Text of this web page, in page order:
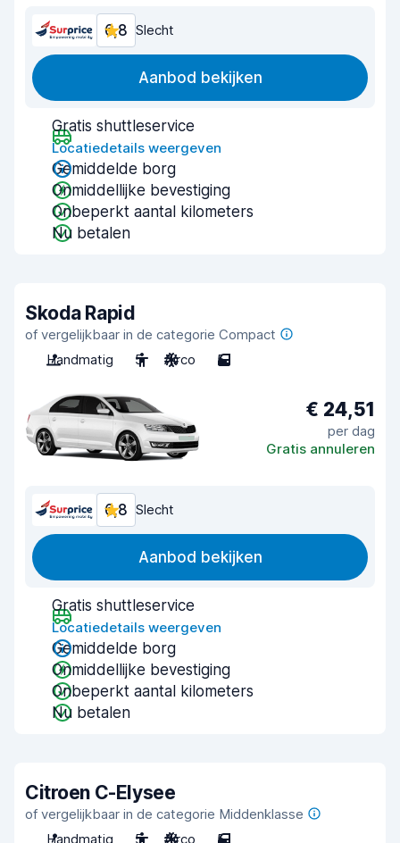
6,8 Slecht
Aanbod bekijken
Gratis shuttleservice
Locatiedetails weergeven
Gemiddelde borg
Onmiddellijke bevestiging
Onbeperkt aantal kilometers
Nu betalen
Skoda Rapid
of vergelijkbaar in de categorie Compact
Handmatig
5 Airco 5
€ 24,51
per dag
Gratis annuleren
6,8 Slecht
Aanbod bekijken
Gratis shuttleservice
Locatiedetails weergeven
Gemiddelde borg
Onmiddellijke bevestiging
Onbeperkt aantal kilometers
Nu betalen
Citroen C-Elysee
of vergelijkbaar in de categorie Middenklasse
Handmatig
5 Airco 5